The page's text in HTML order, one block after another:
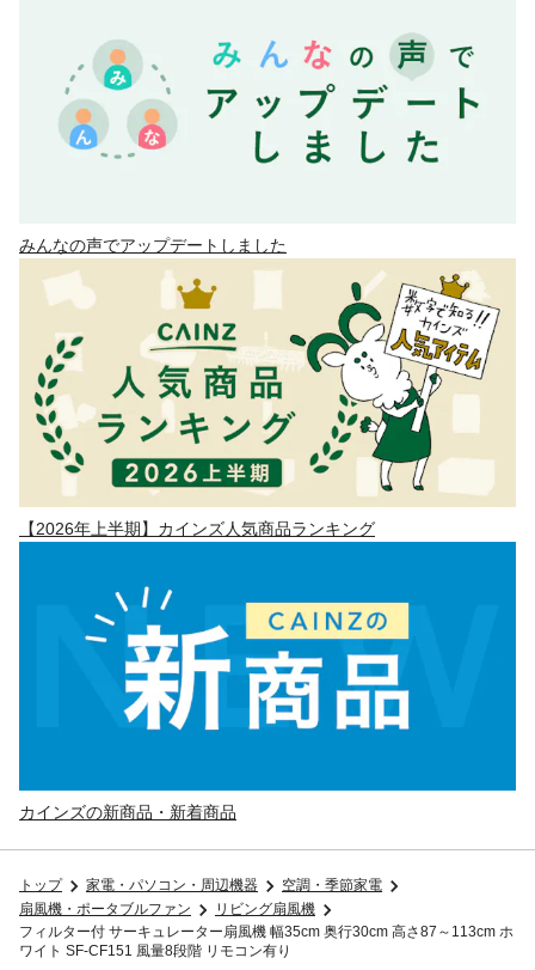
みんなの声でアップデートしました
【2026年上半期】カインズ人気商品ランキング
カインズの新商品・新着商品
トップ 家電・パソコン・周辺機器
空調・季節家電
扇風機・ポータブルファン
リビング扇風機
フィルター付 サーキュレーター扇風機 幅35cm 奥行30cm 高さ87～113cm ホ
ワイト SF-CF151 風量8段階 リモコン有り